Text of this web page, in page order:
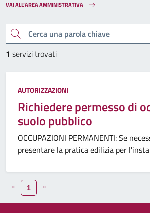
Cerca una parola chiave
1 servizi trovati
AUTORIZZAZIONI
Richiedere permesso di
suolo pubblico
OCCUPAZIONI PERMANENTI: Se
presentare la pratica edilizia per
« 1 »
VAI ALL’AREA AMMINISTRATIVA